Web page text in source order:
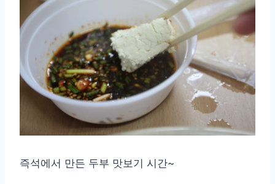
즉석에서 만든 두부 맛보기 시간~